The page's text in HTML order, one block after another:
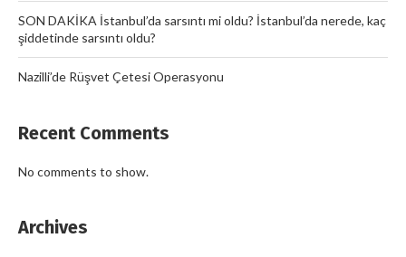
SON DAKİKA İstanbul’da sarsıntı mi oldu? İstanbul’da nerede, kaç
şiddetinde sarsıntı oldu?
Nazilli’de Rüşvet Çetesi Operasyonu
Recent Comments
No comments to show.
Archives